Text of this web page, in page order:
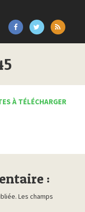
À TÉLÉCHARGER
:
Les champs